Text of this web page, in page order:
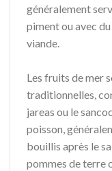
généralement
piment ou avec
viande.
Les fruits de mer
traditionnelles,
jareas ou le
poisson,
bouillis après le
pommes de terre